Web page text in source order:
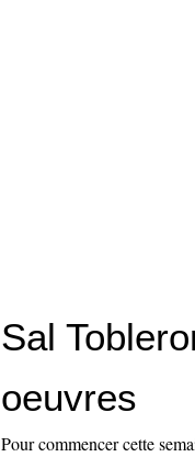
Sal
oeuvres
Pour commencer cette